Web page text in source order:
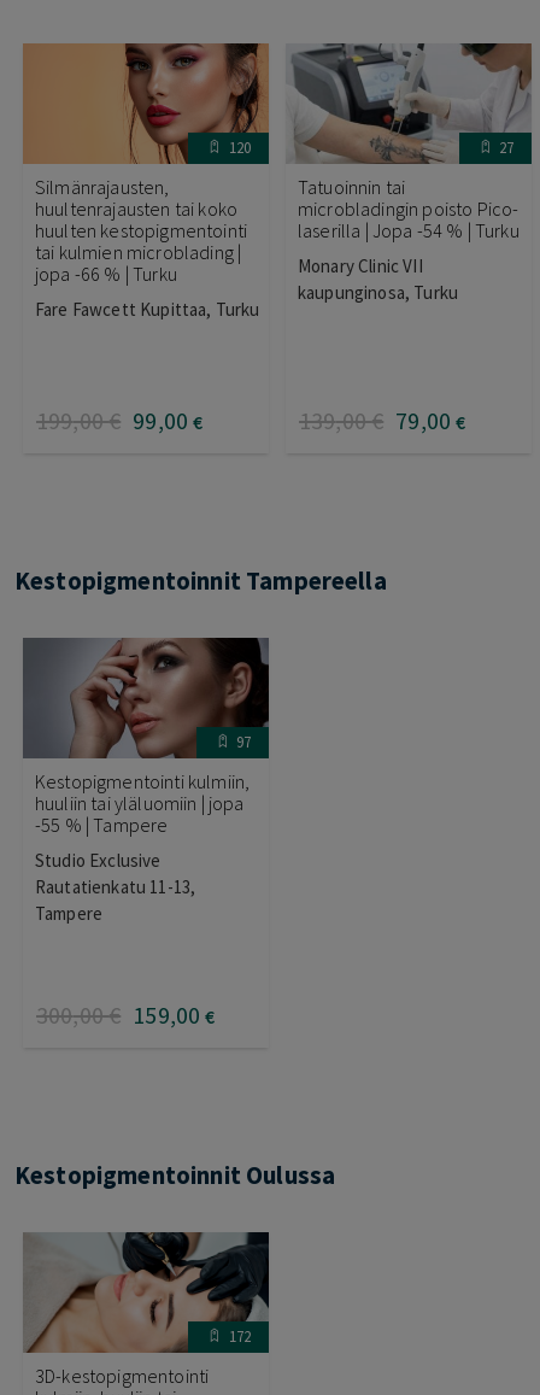
120
Silmänrajausten,
huultenrajausten tai koko
huulten kestopigmentointi
tai kulmien microblading |
jopa -66 % | Turku
Fare Fawcett Kupittaa, Turku
199,00€ 99,00 €
27
Tatuoinnin tai
microbladingin poisto Pico-
laserilla | Jopa -54 % | Turku
Monary Clinic VII
kaupunginosa, Turku
139,00€ 79,00 €
Kestopigmentoinnit Tampereella
97
Kestopigmentointi kulmiin,
huuliin tai yläluomiin | jopa
-55 % | Tampere
Studio Exclusive
Rautatienkatu 11-13,
Tampere
300,00€ 159,00 €
Kestopigmentoinnit Oulussa
172
3D-kestopigmentointi